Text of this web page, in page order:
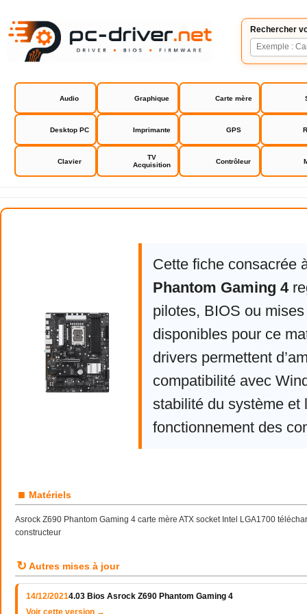
Rechercher
Audio Graphique Carte mère
Desktop PC Imprimante GPS
Clavier
TV
Acquisition
Contrôleur
Asrock Z690 Phantom Gaming 4
Cette fiche consacrée
Phantom Gaming 4
pilotes, BIOS ou
disponibles pour ce
drivers permettent
compatibilité avec
stabilité du système et
fonctionnement des
■ Matériels
Asrock Z690 Phantom Gaming 4 carte mère ATX socket Intel LGA1700
constructeur
↻ Autres mises à jour
14/12/20214.03 Bios Asrock Z690 Phantom Gaming 4
Voir cette version →